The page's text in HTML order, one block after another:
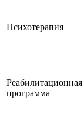
Психотерапия
Реабилитационная
программа